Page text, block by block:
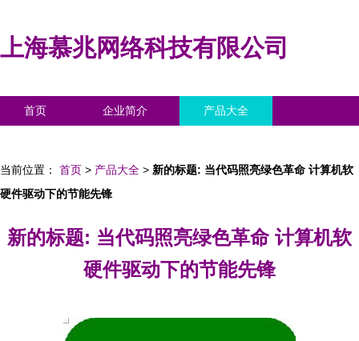
上海慕兆网络科技有限公司
首页 企业简介 产品大全
当前位置： 首页 > 产品大全 > 新的标题: 当代码照亮绿色革命 计算机软
硬件驱动下的节能先锋
新的标题: 当代码照亮绿色革命 计算机软
硬件驱动下的节能先锋